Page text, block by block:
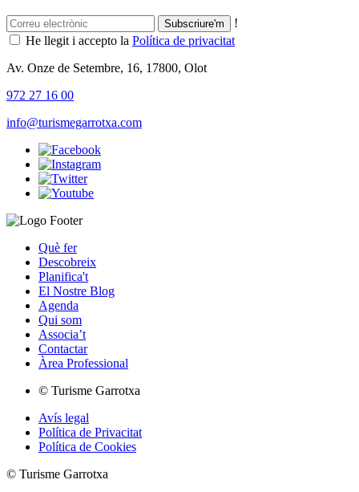
!
He llegit i accepto la Política de privacitat
Av. Onze de Setembre, 16, 17800, Olot
972 27 16 00
info@turismegarrotxa.com
Què fer
Descobreix
Planifica't
El Nostre Blog
Agenda
Qui som
Associa’t
Contactar
Àrea Professional
© Turisme Garrotxa
Avís legal
Política de Privacitat
Política de Cookies
© Turisme Garrotxa